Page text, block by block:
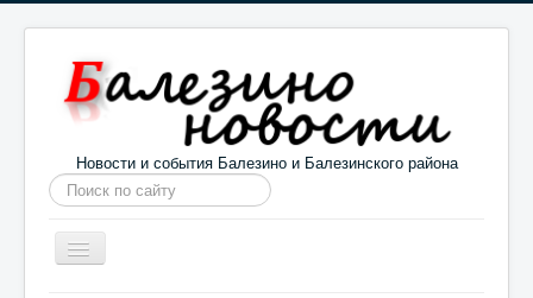
Новости и события Балезино и Балезинского района
Искать...
Toggle
Navigation